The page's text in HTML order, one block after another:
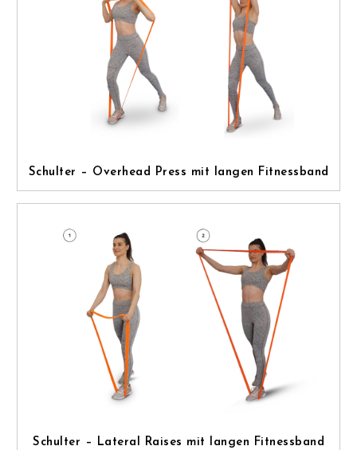
Schulter – Overhead Press mit langen Fitnessband
Schulter – Lateral Raises mit langen Fitnessband